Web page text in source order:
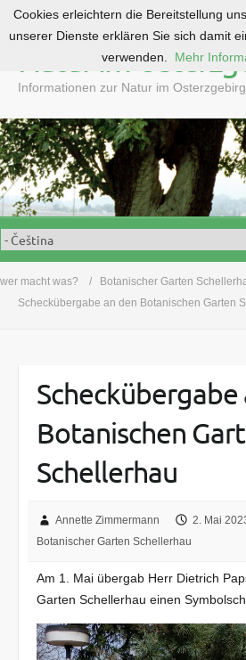
o
c
o
n
e
n
Natur im
Informationen zur Natur im
wer macht was?
Botanischer Garten
Scheckübergabe an den Botanischen Garten
Scheckübergabe
Botanischen
Schellerhau
Annette Zimmermann 2. Mai
Botanischer Garten Schellerhau
Am 1. Mai übergab Herr Dietrich
Garten Schellerhau einen
Cookies erleichtern die Bereitstellung
unserer Dienste erklären Sie sich damit
verwenden.
Mehr